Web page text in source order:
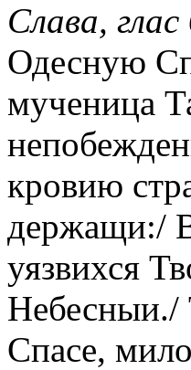
Слава, глас
Одесную
мученица
кровию
держащи:/
уязвихся
Небесныи./
Спасе,